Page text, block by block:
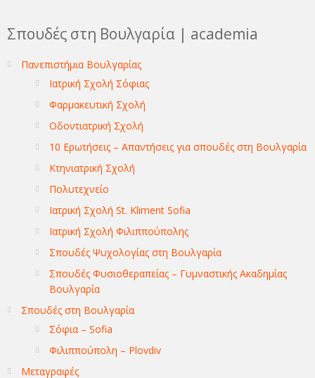
Σπουδές στη Βουλγαρία | academia
Πανεπιστήμια Βουλγαρίας
Ιατρική Σχολή Σόφιας
Φαρμακευτική Σχολή
Οδοντιατρική Σχολή
10 Ερωτήσεις – Απαντήσεις για σπουδές στη Βουλγαρία
Κτηνιατρική Σχολή
Πολυτεχνείο
Ιατρική Σχολή St. Kliment Sofia
Ιατρική Σχολή Φιλιππούπολης
Σπουδές Ψυχολογίας στη Βουλγαρία
Σπουδές Φυσιοθεραπείας – Γυμναστικής Ακαδημίας
Βουλγαρία
Σπουδές στη Βουλγαρία
Σόφια – Sofia
Φιλιππούπολη – Plovdiv
Μεταγραφές